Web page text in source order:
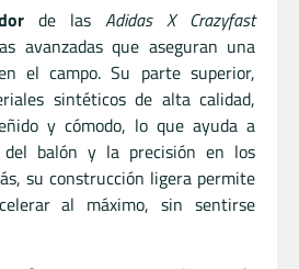
de las Adidas X Crazyfast
avanzadas que aseguran una
el campo. Su parte superior,
sintéticos de alta calidad,
y cómodo, lo que ayuda a
balón y la precisión en los
su construcción ligera permite
al máximo, sin sentirse